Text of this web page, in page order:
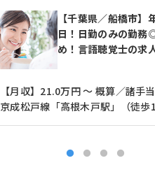
【千葉県／船橋市】
日！日勤のみの勤務
め！言語聴覚士の求
【月収】21.0万円 ～ 概算／諸手
京成松戸線「高根木戸駅」（徒歩